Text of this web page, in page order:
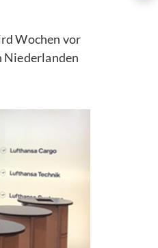
Wochen vor
Niederlanden